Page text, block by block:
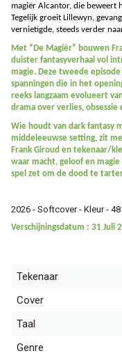
magiër Alcantor, die beweert
Tegelijk groeit Lillewyn,
vernietigde, steeds verder
Met “De Magiër” bouwen
duister fantasyverhaal vol
magie. Deze tweede
spanningen die in het
reeks langzaam evolueert
drama over verlies, obsessie
Wie houdt van dark fantasy
middeleeuwse setting, zit
Frank Giroud en tekenaar/
waar macht, geloof en
spel zet om de dood te
2026 - Softcover - Kleur - 48
Verschijningsdatum : 31 Juli
Tekenaar
Cover
Taal
Genre